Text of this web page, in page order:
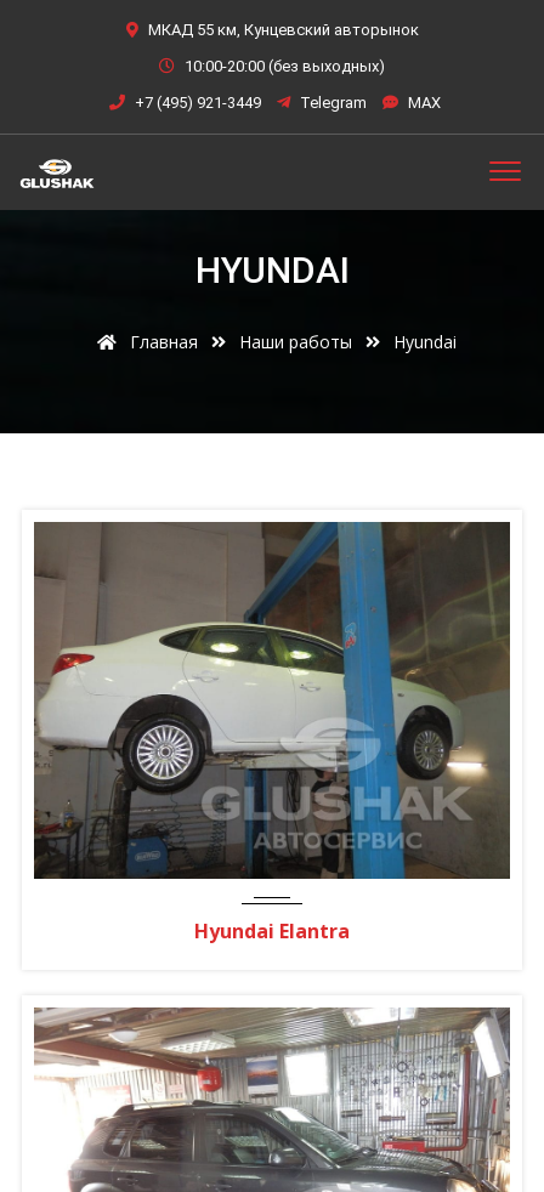
МКАД 55 км, Кунцевский авторынок
10:00-20:00 (без выходных)
+7 (495) 921-3449
Telegram MAX
HYUNDAI
Главная Наши работы Hyundai
Hyundai Elantra